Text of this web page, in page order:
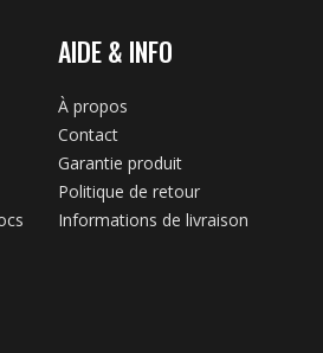
AIDE & INFO
À propos
Contact
Garantie produit
Politique de retour
Informations de livraison